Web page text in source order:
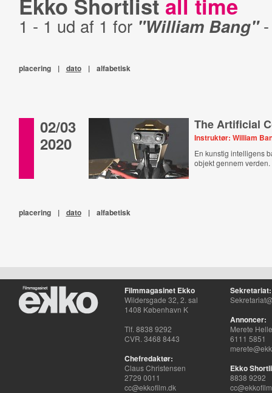
Ekko Shortlist all time
1 - 1 ud af 1 for "William Bang"
placering | dato | alfabetisk
02/03
2020
The Artificial
Instruktør: William
En kunstig intelligens
objekt gennem verden.
placering | dato | alfabetisk
Filmmagasinet Ekko
Wildersgade 32, 2. sal
1408 København K
Tlf. 8838 9292
CVR. 3468 8443
Chefredaktør:
Claus Christensen
2729 0011
cc@ekkofilm.dk
Sekretariat:
Annoncer:
Merete
6111 5851
Ekko
8838 9292